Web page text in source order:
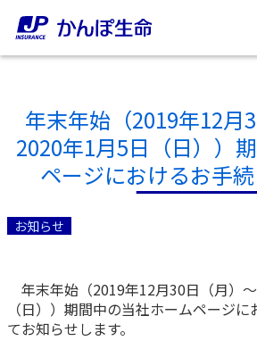
トップ
ご契約者さま
マイページログイン
保険をご検討中のお客さま
法人のお客さま
年末年始（2019年12月
2020年1月5日（日））
ページにおけるお手
お知らせ
年末年始（2019年12月30日（月）
（日））期間中の当社ホームページ
てお知らせします。